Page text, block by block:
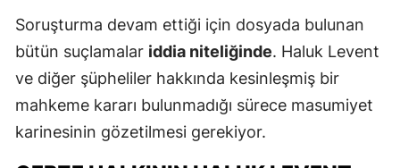
Soruşturma devam ettiği için dosyada bulunan
bütün suçlamalar iddia niteliğinde. Haluk Levent
ve diğer şüpheliler hakkında kesinleşmiş bir
mahkeme kararı bulunmadığı sürece masumiyet
karinesinin gözetilmesi gerekiyor.